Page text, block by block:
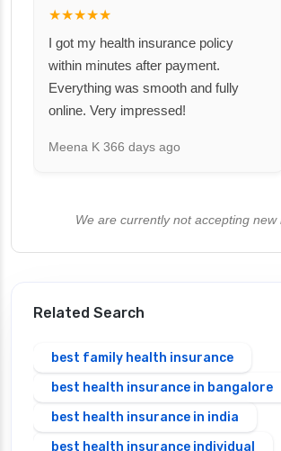
★★★★★
I got my health insurance policy
within minutes after payment.
Everything was smooth and fully
online. Very impressed!
Meena K 366 days ago
We are currently not accepting new
Related Search
best family health insurance
best health insurance in bangalore
best health insurance in india
best health insurance individual